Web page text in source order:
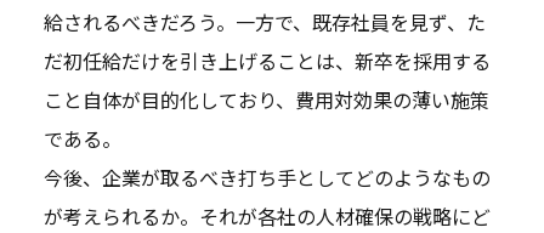
給されるべきだろう。一方で、既存社員を見ず、た
だ初任給だけを引き上げることは、新卒を採用する
こと自体が目的化しており、費用対効果の薄い施策
である。
今後、企業が取るべき打ち手としてどのようなもの
が考えられるか。それが各社の人材確保の戦略にど